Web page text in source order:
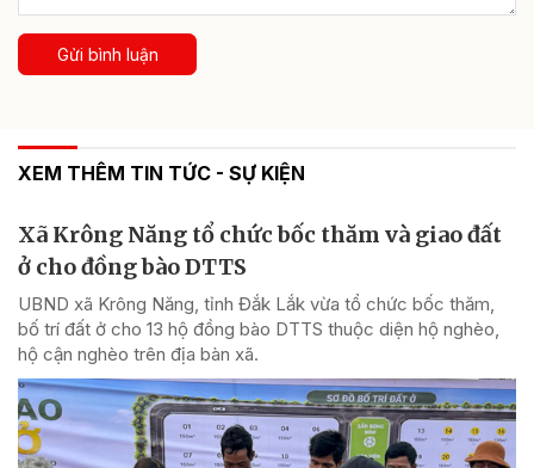
Gửi bình luận
XEM THÊM TIN TỨC - SỰ KIỆN
Xã Krông Năng tổ chức bốc thăm và giao đất
ở cho đồng bào DTTS
UBND xã Krông Năng, tỉnh Đắk Lắk vừa tổ chức bốc thăm,
bố trí đất ở cho 13 hộ đồng bào DTTS thuộc diện hộ nghèo,
hộ cận nghèo trên địa bàn xã.